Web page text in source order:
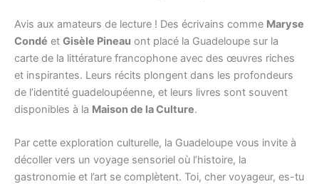
Avis aux amateurs de lecture ! Des écrivains comme Maryse
Condé et Gisèle Pineau ont placé la Guadeloupe sur la
carte de la littérature francophone avec des œuvres riches
et inspirantes. Leurs récits plongent dans les profondeurs
de l’identité guadeloupéenne, et leurs livres sont souvent
disponibles à la Maison de la Culture.
Par cette exploration culturelle, la Guadeloupe vous invite à
décoller vers un voyage sensoriel où l’histoire, la
gastronomie et l’art se complètent. Toi, cher voyageur, es-tu